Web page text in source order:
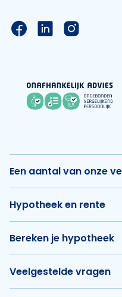
Link naar de
Link naar de
Link naar
Een aantal van onze
Hypotheek en rente
Bereken je hypotheek
Veelgestelde vragen